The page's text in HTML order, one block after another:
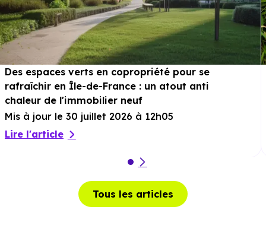
Des espaces verts en copropriété pour se
rafraîchir en Île-de-France : un atout anti
chaleur de l'immobilier neuf
Mis à jour le 30 juillet 2026 à 12h05
Lire l'article
Tous les articles